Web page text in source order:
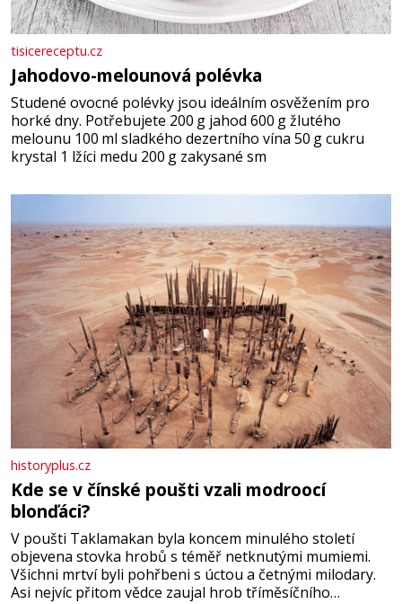
tisicereceptu.cz
Jahodovo-melounová polévka
Studené ovocné polévky jsou ideálním osvěžením pro
horké dny. Potřebujete 200 g jahod 600 g žlutého
melounu 100 ml sladkého dezertního vína 50 g cukru
krystal 1 lžíci medu 200 g zakysané sm
historyplus.cz
Kde se v čínské poušti vzali modroocí
blonďáci?
V poušti Taklamakan byla koncem minulého století
objevena stovka hrobů s téměř netknutými mumiemi.
Všichni mrtví byli pohřbeni s úctou a četnými milodary.
Asi nejvíc přitom vědce zaujal hrob tříměsíčního